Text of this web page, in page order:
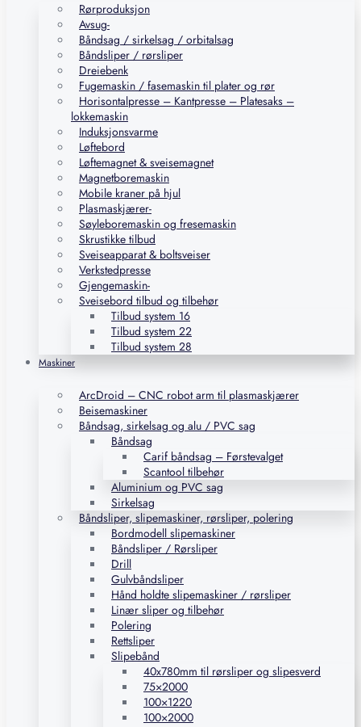
Rørproduksjon
Avsug-
Båndsag / sirkelsag / orbitalsag
Båndsliper / rørsliper
Dreiebenk
Fugemaskin / fasemaskin til plater og rør
Horisontalpresse – Kantpresse – Platesaks –
lokkemaskin
Induksjonsvarme
Løftebord
Løftemagnet & sveisemagnet
Magnetboremaskin
Mobile kraner på hjul
Plasmaskjærer-
Søyleboremaskin og fresemaskin
Skrustikke tilbud
Sveiseapparat & boltsveiser
Verkstedpresse
Gjengemaskin-
Sveisebord tilbud og tilbehør
Tilbud system 16
Tilbud system 22
Tilbud system 28
Maskiner
ArcDroid – CNC robot arm til plasmaskjærer
Beisemaskiner
Båndsag, sirkelsag og alu / PVC sag
Båndsag
Carif båndsag – Førstevalget
Scantool tilbehør
Aluminium og PVC sag
Sirkelsag
Båndsliper, slipemaskiner, rørsliper, polering
Bordmodell slipemaskiner
Båndsliper / Rørsliper
Drill
Gulvbåndsliper
Hånd holdte slipemaskiner / rørsliper
Linær sliper og tilbehør
Polering
Rettsliper
Slipebånd
40x780mm til rørsliper og slipesverd
75×2000
100×1220
100×2000